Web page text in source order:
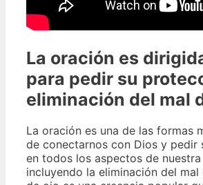
La oración es
para pedir su
eliminación del mal
La oración es una de las formas
de conectarnos con Dios y pedir
en todos los aspectos de nuestra
incluyendo la eliminación del mal